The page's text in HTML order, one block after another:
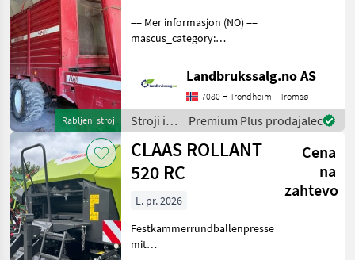
Rabljeni stroj
== Mer informasjon (NO) ==
mascus_category:
provide reference number
upon request: 9506 See
en.landbrukssalg.no/9506
for more images Specif
Landbrukssalg.no AS
7080 H Trondheim – Tromsø
Stroji in
oprema
za žetev
in
spravilo
/ Stoll
Premium Plus prodajalec
CLAAS ROLLANT
520 RC
Cena
na
zahtevo
L. pr. 2026
Festkammerrundballenpresse
mit